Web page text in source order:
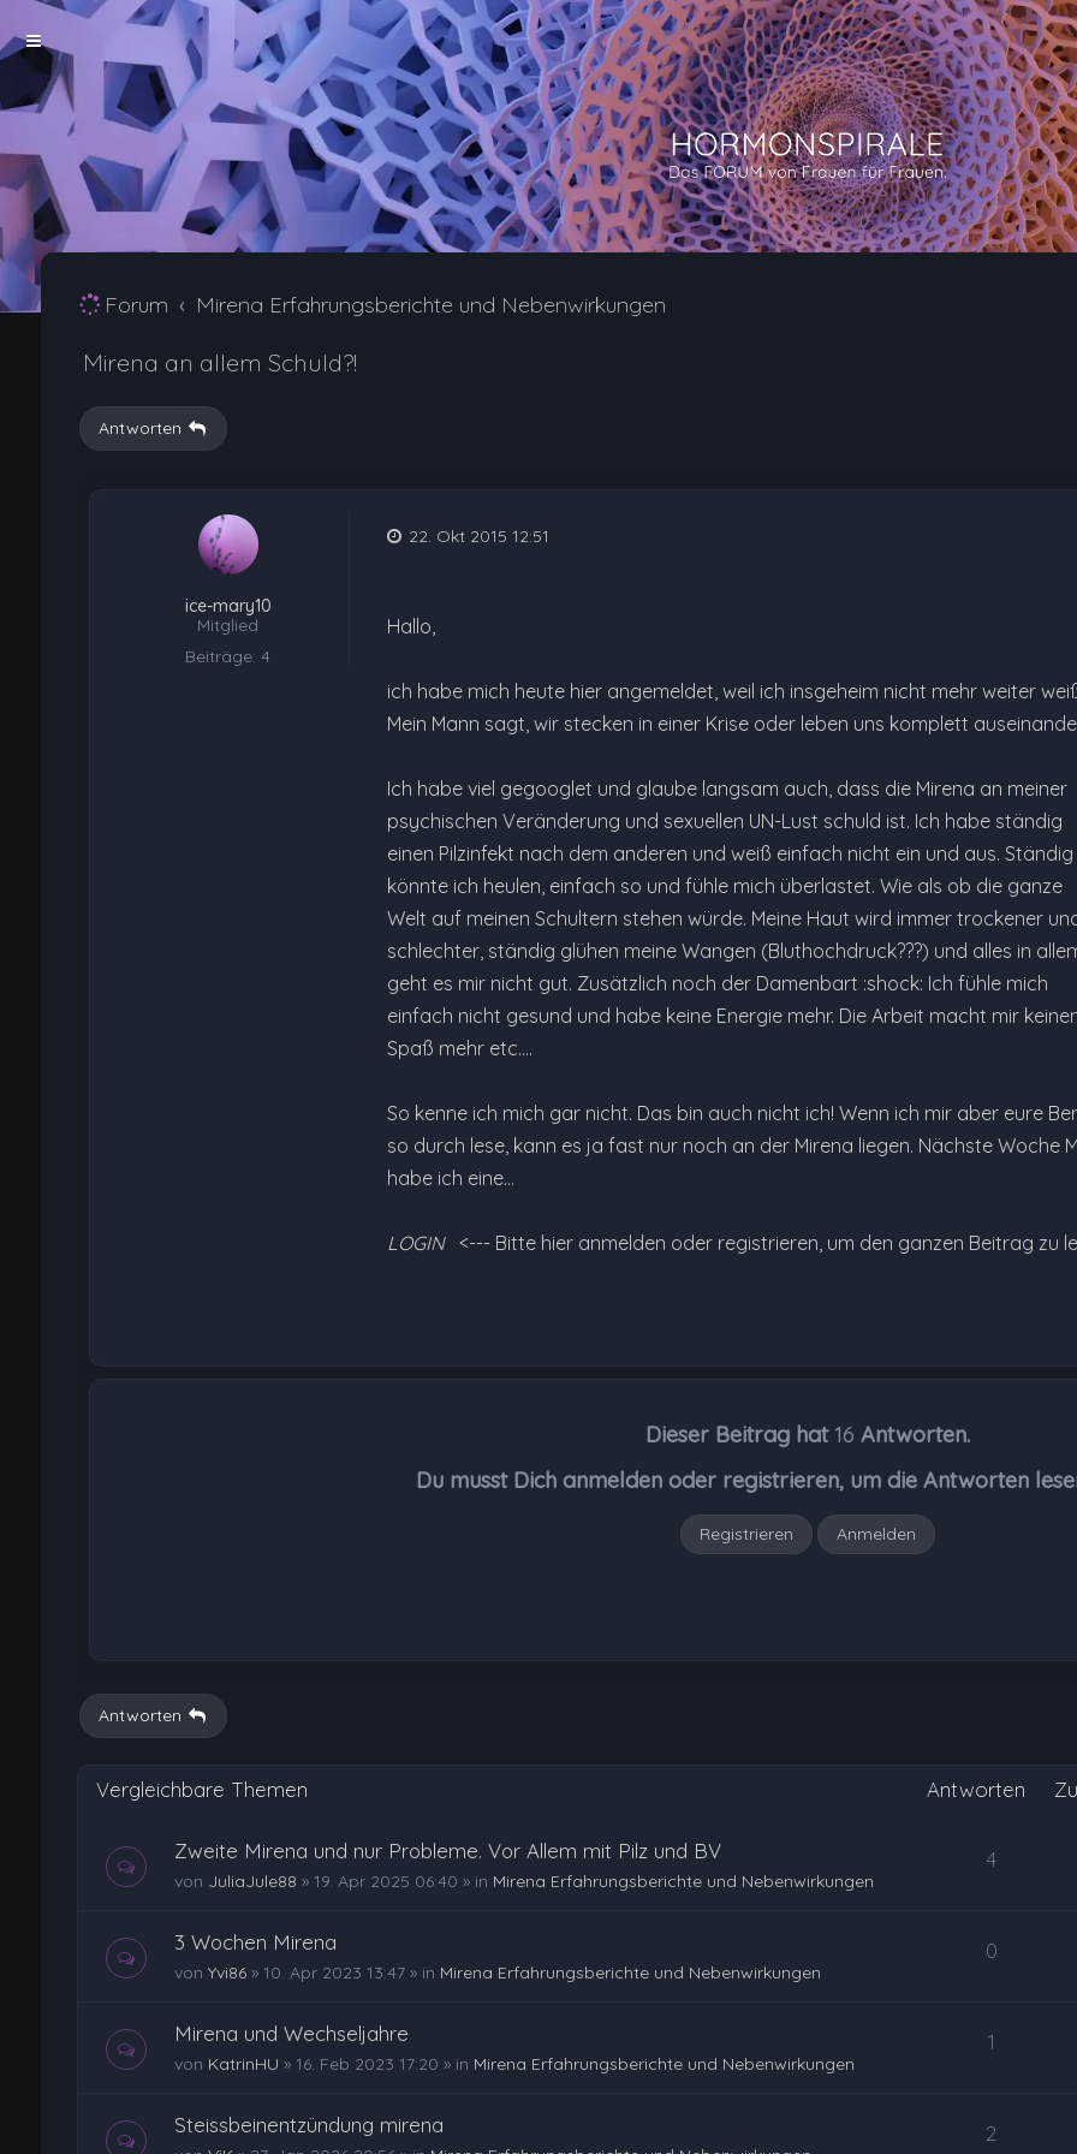
Forum Mirena Erfahrungsberichte und Nebenwirkungen
Mirena an allem Schuld?!
Antworten
ice-mary10
Mitglied
Beiträge: 4
22. Okt 2015 12:51
Hallo,
ich habe mich heute hier angemeldet, weil ich insgeheim nicht mehr weiter
Mein Mann sagt, wir stecken in einer Krise oder leben uns komplett
Ich habe viel gegooglet und glaube langsam auch, dass die Mirena an meiner
psychischen Veränderung und sexuellen UN-Lust schuld ist. Ich habe ständig
einen Pilzinfekt nach dem anderen und weiß einfach nicht ein und aus. Ständig
könnte ich heulen, einfach so und fühle mich überlastet. Wie als ob die ganze
Welt auf meinen Schultern stehen würde. Meine Haut wird immer trockener
schlechter, ständig glühen meine Wangen (Bluthochdruck???) und alles in
geht es mir nicht gut. Zusätzlich noch der Damenbart :shock: Ich fühle mich
einfach nicht gesund und habe keine Energie mehr. Die Arbeit macht mir
Spaß mehr etc....
So kenne ich mich gar nicht. Das bin auch nicht ich! Wenn ich mir aber eure
so durch lese, kann es ja fast nur noch an der Mirena liegen. Nächste Woche
habe ich eine…
LOGIN <--- Bitte hier anmelden oder registrieren, um den ganzen Beitrag zu
Dieser Beitrag hat 16 Antworten.
Du musst Dich anmelden oder registrieren, um die Antworten
Registrieren Anmelden
Antworten
Vergleichbare Themen Antworten
Zweite Mirena und nur Probleme. Vor Allem mit Pilz und BV
von JuliaJule88 » 19. Apr 2025 06:40 » in Mirena Erfahrungsberichte und Nebenwirkungen
4
3 Wochen Mirena
von Yvi86» 10. Apr 2023 13:47» in Mirena Erfahrungsberichte und Nebenwirkungen
0
Mirena und Wechseljahre
von KatrinHU » 16. Feb 2023 17:20 » in Mirena Erfahrungsberichte und Nebenwirkungen
1
Steissbeinentzündung mirena 2